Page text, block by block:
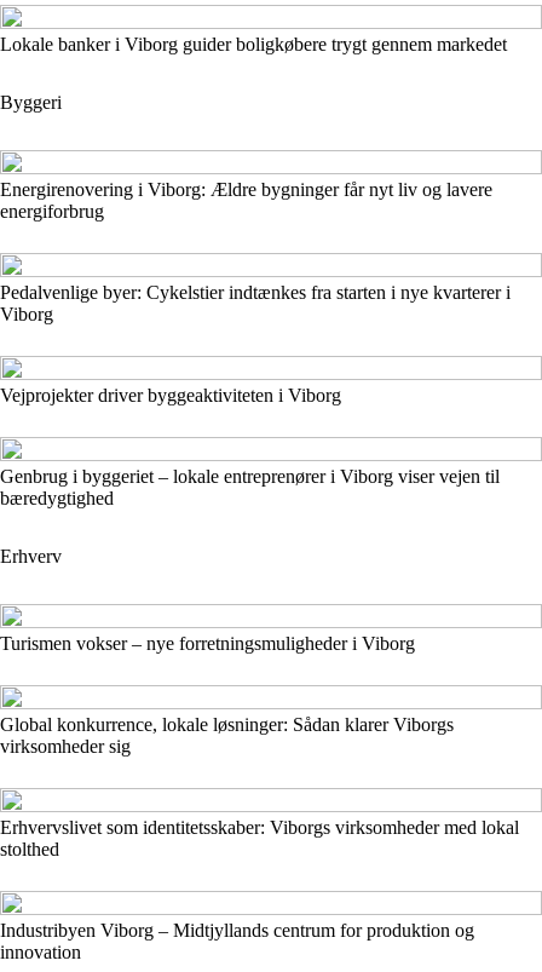
Lokale banker i Viborg guider boligkøbere trygt gennem markedet
Byggeri
Energirenovering i Viborg: Ældre bygninger får nyt liv og lavere
energiforbrug
Pedalvenlige byer: Cykelstier indtænkes fra starten i nye kvarterer i
Viborg
Vejprojekter driver byggeaktiviteten i Viborg
Genbrug i byggeriet – lokale entreprenører i Viborg viser vejen til
bæredygtighed
Erhverv
Turismen vokser – nye forretningsmuligheder i Viborg
Global konkurrence, lokale løsninger: Sådan klarer Viborgs
virksomheder sig
Erhvervslivet som identitetsskaber: Viborgs virksomheder med lokal
stolthed
Industribyen Viborg – Midtjyllands centrum for produktion og
innovation